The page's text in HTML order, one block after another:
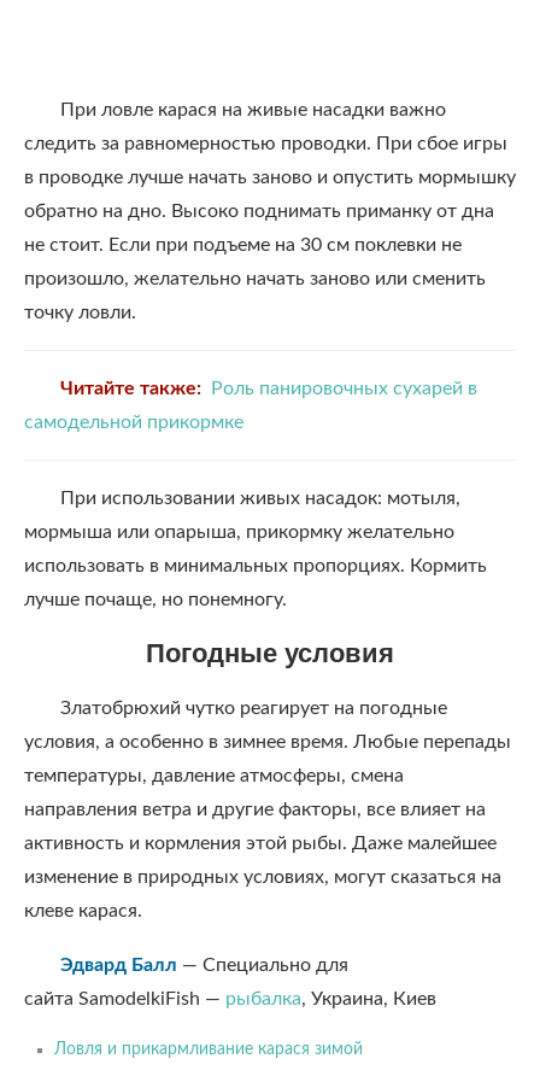
При ловле карася на живые насадки важно
следить за равномерностью проводки. При сбое игры
в проводке лучше начать заново и опустить мормышку
обратно на дно. Высоко поднимать приманку от дна
не стоит. Если при подъеме на 30 см поклевки не
произошло, желательно начать заново или сменить
точку ловли.
Читайте также: Роль панировочных сухарей в
самодельной прикормке
При использовании живых насадок: мотыля,
мормыша или опарыша, прикормку желательно
использовать в минимальных пропорциях. Кормить
лучше почаще, но понемногу.
Погодные условия
Златобрюхий чутко реагирует на погодные
условия, а особенно в зимнее время. Любые перепады
температуры, давление атмосферы, смена
направления ветра и другие факторы, все влияет на
активность и кормления этой рыбы. Даже малейшее
изменение в природных условиях, могут сказаться на
клеве карася.
Эдвард Балл — Специально для
сайта SamodelkiFish — рыбалка, Украина, Киев
Ловля и прикармливание карася зимой